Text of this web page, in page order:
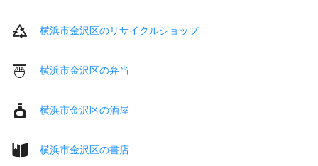
横浜市金沢区のリサイクルショップ
横浜市金沢区の弁当
横浜市金沢区の酒屋
横浜市金沢区の書店